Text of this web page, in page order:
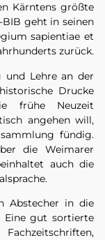
Kärntens größte
geht in seinen
sapientiae et
zurück.
und Lehre an der
Drucke
frühe Neuzeit
angehen will,
fündig.
die Weimarer
auch die
Abstecher in die
Eine gut sortierte